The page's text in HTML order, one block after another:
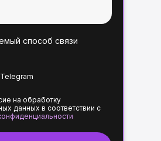
способ связи
на обработку
данных в соответствии с